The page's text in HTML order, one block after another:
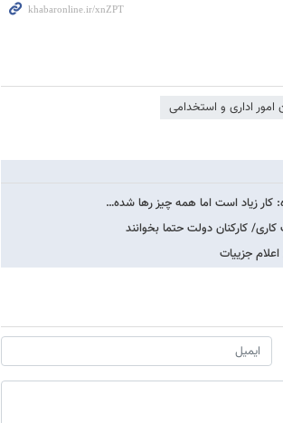
امور اداری و استخدامی
کار زیاد است اما همه چیز رها شده…
کارکنان دولت حتما بخوانند
جزییات